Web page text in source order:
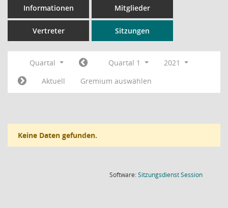
Informationen Mitglieder
Vertreter Sitzungen
Quartal Quartal 1
2021
Aktuell
Gremium auswählen
Keine Daten gefunden.
Software:SitzungsdienstSession(Wird in